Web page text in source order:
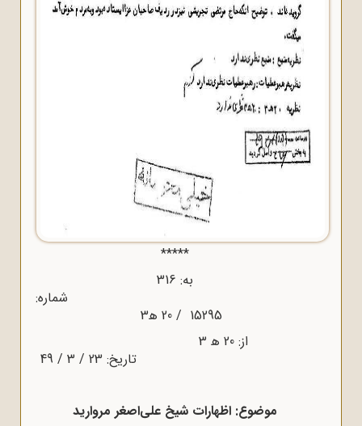
*****
به: 316
شماره:
15295 / 20 ﻫ‌3
تاریخ: 23 / 3 / 49
موضوع: اظهارات شیخ علی‌اصغر مروارید